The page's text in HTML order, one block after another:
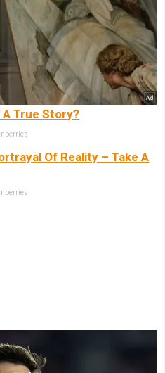
A True Story?
Of Reality – Take A